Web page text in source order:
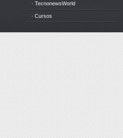
· TecnonewsWorld
· Cursos